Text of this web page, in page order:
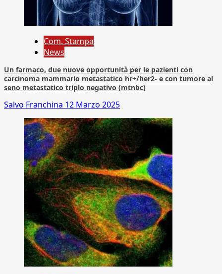
Com. Stampa
News
Un farmaco, due nuove opportunità per le pazienti con
carcinoma mammario metastatico hr+/her2- e con tumore al
seno metastatico triplo negativo (mtnbc)
Salvo Franchina 12 Marzo 2025